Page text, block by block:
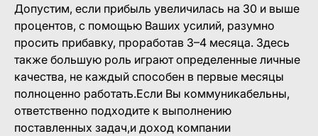
Допустим, если прибыль увеличилась на 30 и выше
процентов, с помощью Ваших усилий, разумно
просить прибавку, проработав 3–4 месяца. Здесь
также большую роль играют определенные личные
качества, не каждый способен в первые месяцы
полноценно работать.Если Вы коммуникабельны,
ответственно подходите к выполнению
поставленных задач,и доход компании